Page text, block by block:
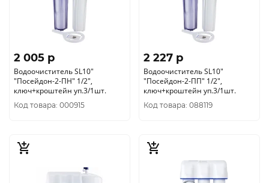
2 005 p
Водоочиститель SL10"
"Посейдон-2-ПН" 1/2",
ключ+кроштейн уп.3/1шт.
Код товара: 000915
2 227 p
Водоочиститель SL10"
"Посейдон-2-ПП" 1/2",
ключ+кроштейн уп.3/1шт.
Код товара: 088119